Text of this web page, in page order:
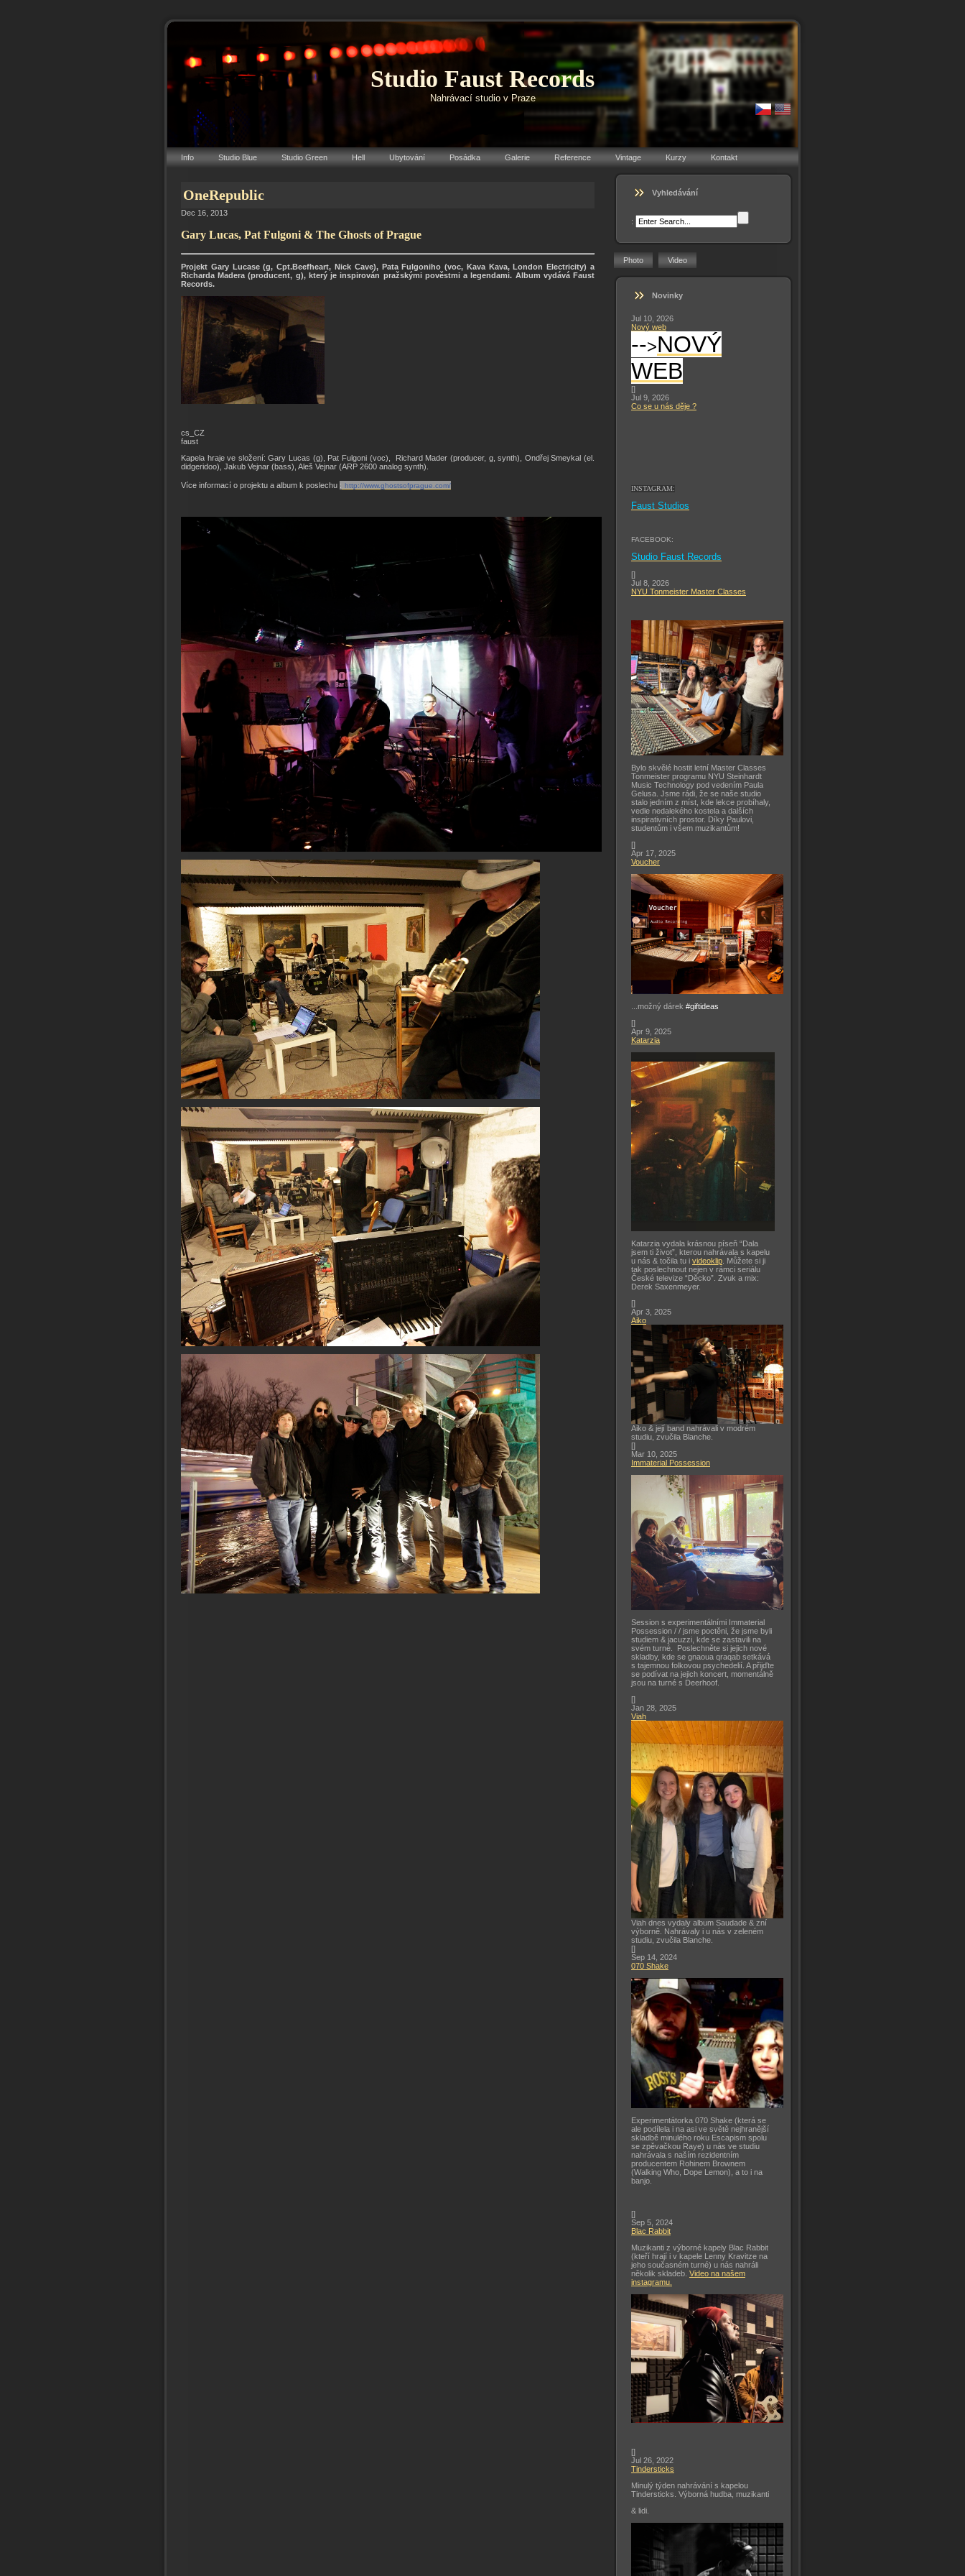
Studio Faust Records
Nahrávací studio v Praze
Info Studio Blue Studio Green Hell Ubytování Posádka Galerie Reference Vintage Kurzy Kontakt
OneRepublic
Dec 16, 2013
Gary Lucas, Pat Fulgoni & The Ghosts of Prague
Projekt Gary Lucase (g, Cpt.Beefheart, Nick Cave), Pata Fulgoniho (voc, Kava Kava, London Electricity) a
Richarda Madera (producent, g), který je inspirován pražskými pověstmi a legendami. Album vydává Faust
Records.
cs_CZ
faust
Kapela hraje ve složení: Gary Lucas (g), Pat Fulgoni (voc), Richard Mader (producer, g, synth), Ondřej Smeykal (el.
didgeridoo), Jakub Vejnar (bass), Aleš Vejnar (ARP 2600 analog synth).
Více informací o projektu a album k poslechu : http://www.ghostsofprague.com/
Vyhledávání
:
Photo Video
Novinky
Jul 10, 2026
Nový web
-->NOVÝ
WEB
[]
Jul 9, 2026
Co se u nás děje ?
INSTAGRAM:
Faust Studios
FACEBOOK:
Studio Faust Records
[]
Jul 8, 2026
NYU Tonmeister Master Classes
Bylo skvělé hostit letní Master Classes
Tonmeister programu NYU Steinhardt
Music Technology pod vedením Paula
Gelusa. Jsme rádi, že se naše studio
stalo jedním z míst, kde lekce probíhaly,
vedle nedalekého kostela a dalších
inspirativních prostor. Díky Paulovi,
studentům i všem muzikantům!
[]
Apr 17, 2025
Voucher
...možný dárek #giftideas
[]
Apr 9, 2025
Katarzia
Katarzia vydala krásnou píseň “Dala
jsem ti život”, kterou nahrávala s kapelu
u nás & točila tu i videoklip . Můžete si ji
tak poslechnout nejen v rámci seriálu
České televize “Děcko”. Zvuk a mix:
Derek Saxenmeyer.
[]
Apr 3, 2025
Aiko
Aiko & její band nahrávali v modrém
studiu, zvučila Blanche.
[]
Mar 10, 2025
Immaterial Possession
Session s experimentálními Immaterial
Possession / / jsme poctěni, že jsme byli
studiem & jacuzzi, kde se zastavili na
svém turné. Poslechněte si jejich nové
skladby, kde se gnaoua qraqab setkává
s tajemnou folkovou psychedelií. A přijďte
se podívat na jejich koncert, momentálně
jsou na turné s Deerhoof.
[]
Jan 28, 2025
Viah
Viah dnes vydaly album Saudade & zní
výborně. Nahrávaly i u nás v zeleném
studiu, zvučila Blanche.
[]
Sep 14, 2024
070 Shake
Experimentátorka 070 Shake (která se
ale podílela i na asi ve světě nejhranější
skladbě minulého roku Escapism spolu
se zpěvačkou Raye) u nás ve studiu
nahrávala s naším rezidentním
producentem Rohinem Brownem
(Walking Who, Dope Lemon), a to i na
banjo.
[]
Sep 5, 2024
Blac Rabbit
Muzikanti z výborné kapely Blac Rabbit
(kteří hrají i v kapele Lenny Kravitze na
jeho současném turné) u nás nahráli
několik skladeb. Video na našem
instagramu.
[]
Jul 26, 2022
Tindersticks
Minulý týden nahrávání s kapelou
Tindersticks. Výborná hudba, muzikanti
& lidi.